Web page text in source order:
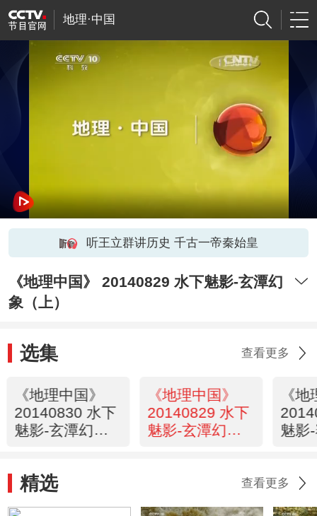
地理·中国
听王立群讲历史 千古一帝秦始皇
《地理中国》 20140829 水下魅影-玄潭幻
象（上）
选集 查看更多
《地理中国》
20140830 水下
魅影-玄潭幻象
《地理中国》
20140829 水下
魅影-玄潭幻象
《
魅影
精选 查看更多